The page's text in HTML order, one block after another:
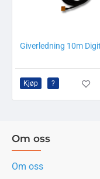
Giverledning 10m
Kjøp ?
Om oss
Om oss